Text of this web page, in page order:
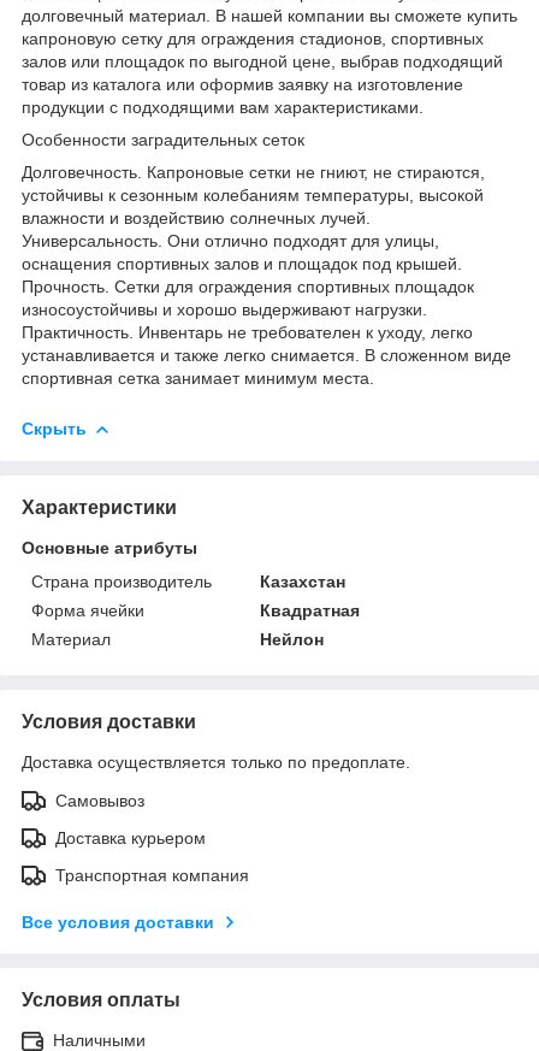
долговечный материал. В нашей компании вы сможете купить
капроновую сетку для ограждения стадионов, спортивных
залов или площадок по выгодной цене, выбрав подходящий
товар из каталога или оформив заявку на изготовление
продукции с подходящими вам характеристиками.
Особенности заградительных сеток
Долговечность. Капроновые сетки не гниют, не стираются,
устойчивы к сезонным колебаниям температуры, высокой
влажности и воздействию солнечных лучей.
Универсальность. Они отлично подходят для улицы,
оснащения спортивных залов и площадок под крышей.
Прочность. Сетки для ограждения спортивных площадок
износоустойчивы и хорошо выдерживают нагрузки.
Практичность. Инвентарь не требователен к уходу, легко
устанавливается и также легко снимается. В сложенном виде
спортивная сетка занимает минимум места.
Скрыть
Характеристики
Основные атрибуты
Страна производитель
Казахстан
Форма ячейки
Квадратная
Материал
Нейлон
Условия доставки
Доставка осуществляется только по предоплате.
Самовывоз
Доставка курьером
Транспортная компания
Все условия доставки
Условия оплаты
Наличными